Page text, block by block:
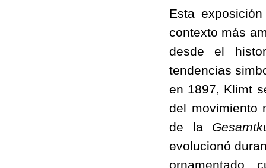
Esta
contexto más
desde el
tendencias
en 1897, Klimt
del movimiento
de la
evolucionó
ornamentado,